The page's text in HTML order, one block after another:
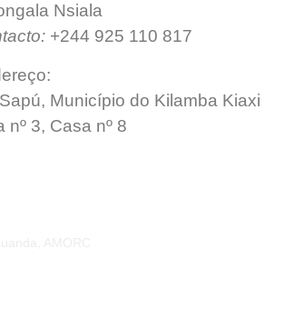
Nsiala
+244 925 110 817
Município do Kilamba Kiaxi
nº 3, Casa nº 8